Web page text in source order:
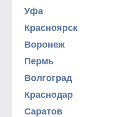
Уфа
Красноярск
Воронеж
Пермь
Волгоград
Краснодар
Саратов